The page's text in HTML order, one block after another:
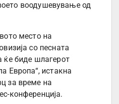
воодушевување од
место на
со песната
ќе биде шлагерот
Европа“, истакна
за време на
конференција.